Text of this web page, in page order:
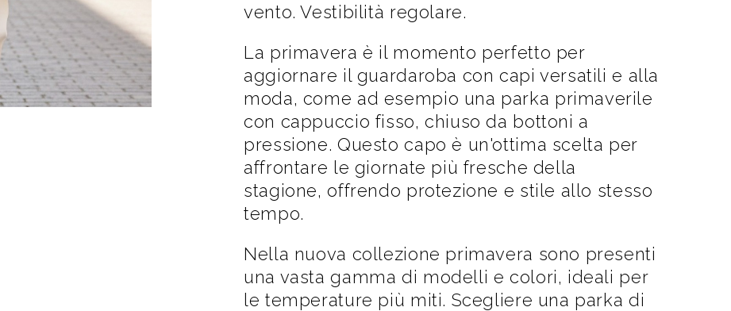
vento. Vestibilità regolare.
La primavera è il momento perfetto per
aggiornare il guardaroba con capi versatili e alla
moda, come ad esempio una parka primaverile
con cappuccio fisso, chiuso da bottoni a
pressione. Questo capo è un'ottima scelta per
affrontare le giornate più fresche della
stagione, offrendo protezione e stile allo stesso
tempo.
Nella nuova collezione primavera sono presenti
una vasta gamma di modelli e colori, ideali per
le temperature più miti. Scegliere una parka di